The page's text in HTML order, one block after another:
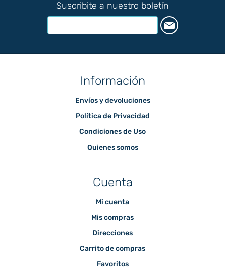
Suscribite a nuestro boletín
Información
Envíos y devoluciones
Política de Privacidad
Condiciones de Uso
Quienes somos
Cuenta
Mi cuenta
Mis compras
Direcciones
Carrito de compras
Favoritos